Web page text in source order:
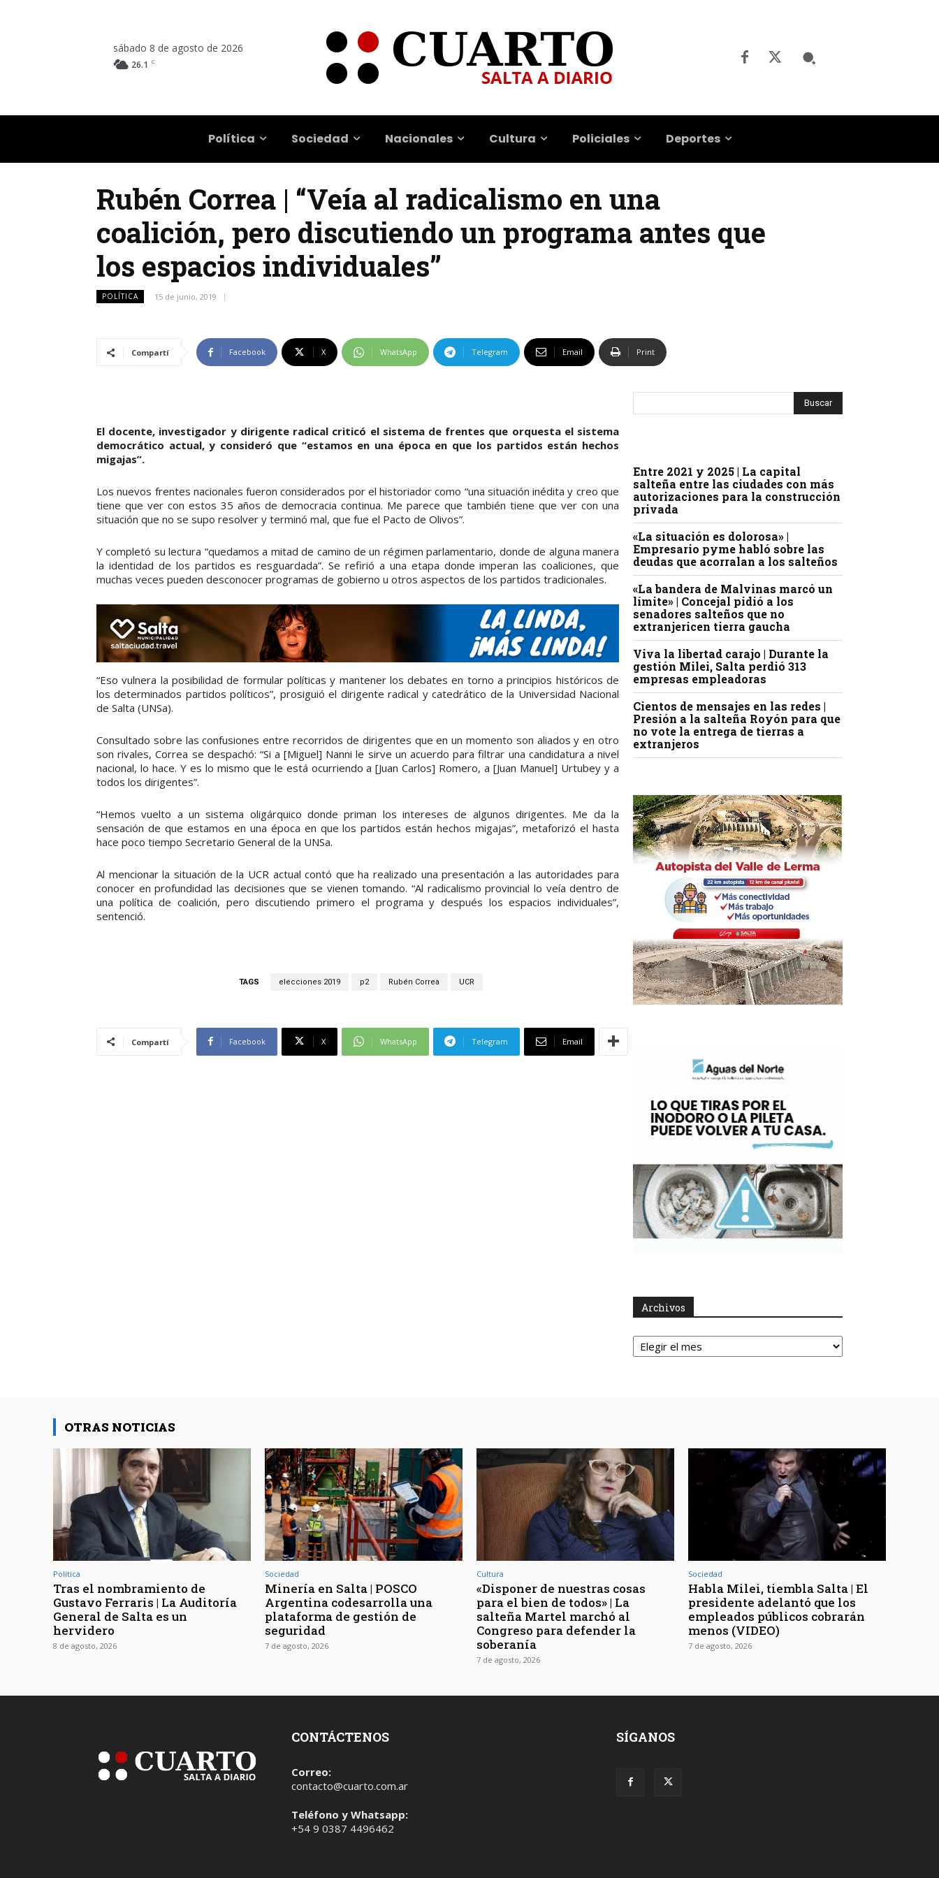
sábado 8 de agosto de 2026
26.1 C
Política Sociedad Nacionales Cultura Policiales Deportes
Rubén Correa | “Veía al radicalismo en una
coalición, pero discutiendo un programa antes que
los espacios individuales”
POLÍTICA 15 de junio, 2019
Compartí Facebook X WhatsApp Telegram Email Print
El docente, investigador y dirigente radical criticó el sistema de frentes que orquesta el sistema
democrático actual, y consideró que “estamos en una época en que los partidos están hechos
migajas”.
Los nuevos frentes nacionales fueron considerados por el historiador como “una situación inédita y creo que
tiene que ver con estos 35 años de democracia continua. Me parece que también tiene que ver con una
situación que no se supo resolver y terminó mal, que fue el Pacto de Olivos”.
Y completó su lectura “quedamos a mitad de camino de un régimen parlamentario, donde de alguna manera
la identidad de los partidos es resguardada”. Se refirió a una etapa donde imperan las coaliciones, que
muchas veces pueden desconocer programas de gobierno u otros aspectos de los partidos tradicionales.
“Eso vulnera la posibilidad de formular políticas y mantener los debates en torno a principios históricos de
los determinados partidos políticos”, prosiguió el dirigente radical y catedrático de la Universidad Nacional
de Salta (UNSa).
Consultado sobre las confusiones entre recorridos de dirigentes que en un momento son aliados y en otro
son rivales, Correa se despachó: “Si a [Miguel] Nanni le sirve un acuerdo para filtrar una candidatura a nivel
nacional, lo hace. Y es lo mismo que le está ocurriendo a [Juan Carlos] Romero, a [Juan Manuel] Urtubey y a
todos los dirigentes”.
“Hemos vuelto a un sistema oligárquico donde priman los intereses de algunos dirigentes. Me da la
sensación de que estamos en una época en que los partidos están hechos migajas”, metaforizó el hasta
hace poco tiempo Secretario General de la UNSa.
Al mencionar la situación de la UCR actual contó que ha realizado una presentación a las autoridades para
conocer en profundidad las decisiones que se vienen tomando. “Al radicalismo provincial lo veía dentro de
una política de coalición, pero discutiendo primero el programa y después los espacios individuales”,
sentenció.
TAGS elecciones 2019 p2 Rubén Correa UCR
Compartí Facebook X WhatsApp Telegram Email
Entre 2021 y 2025 | La capital
salteña entre las ciudades con más
autorizaciones para la construcción
privada
«La situación es dolorosa» |
Empresario pyme habló sobre las
deudas que acorralan a los salteños
«La bandera de Malvinas marcó un
límite» | Concejal pidió a los
senadores salteños que no
extranjericen tierra gaucha
Viva la libertad carajo | Durante la
gestión Milei, Salta perdió 313
empresas empleadoras
Cientos de mensajes en las redes |
Presión a la salteña Royón para que
no vote la entrega de tierras a
extranjeros
Archivos
Archivos
OTRAS NOTICIAS
Política
Tras el nombramiento de
Gustavo Ferraris | La Auditoría
General de Salta es un
hervidero
8 de agosto, 2026
Sociedad
Minería en Salta | POSCO
Argentina codesarrolla una
plataforma de gestión de
seguridad
7 de agosto, 2026
Cultura
«Disponer de nuestras cosas
para el bien de todos» | La
salteña Martel marchó al
Congreso para defender la
soberanía
7 de agosto, 2026
Sociedad
Habla Milei, tiembla Salta | El
presidente adelantó que los
empleados públicos cobrarán
menos (VIDEO)
7 de agosto, 2026
CONTÁCTENOS
Correo:
contacto@cuarto.com.ar
Teléfono y Whatsapp:
+54 9 0387 4496462
SÍGANOS